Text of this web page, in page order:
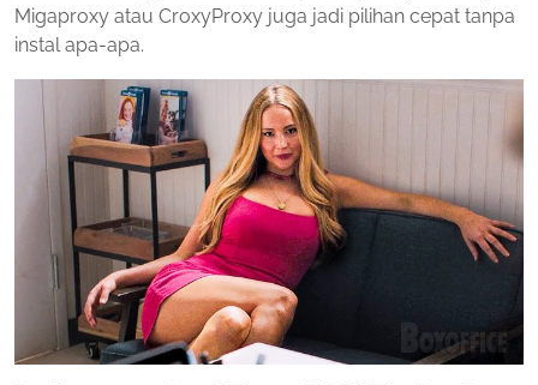
Migaproxy atau CroxyProxy juga jadi pilihan cepat tanpa
instal apa-apa.